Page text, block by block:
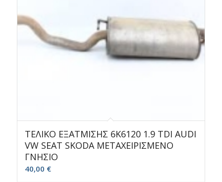
ΤΕΛΙΚΟ ΕΞΑΤΜΙΣΗΣ 6K6120 1.9 TDI AUDI
VW SEAT SKODA ΜΕΤΑΧΕΙΡΙΣΜΕΝΟ
ΓΝΗΣΙΟ
40,00 €